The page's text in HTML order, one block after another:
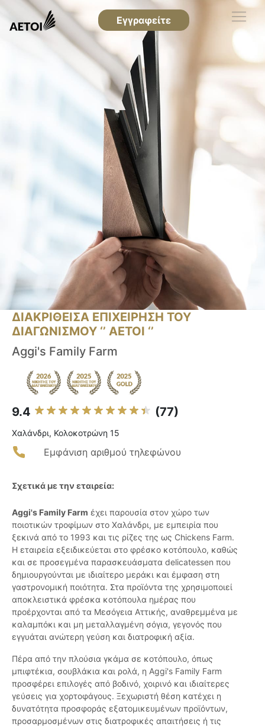
Εγγραφείτε
ΔΙΑΚΡΙΘΕΙΣΑ ΕΠΙΧΕΙΡΗΣΗ ΤΟΥ
ΔΙΑΓΩΝΙΣΜΟΥ ‘’ ΑΕΤΟΙ ‘’
Aggi's Family Farm
9.4 (77)
Χαλάνδρι, Κολοκοτρώνη 15
Εμφάνιση αριθμού τηλεφώνου
Σχετικά με την εταιρεία:
Aggi's Family Farm έχει παρουσία στον χώρο των
ποιοτικών τροφίμων στο Χαλάνδρι, με εμπειρία που
ξεκινά από το 1993 και τις ρίζες της ως Chickens Farm.
Η εταιρεία εξειδικεύεται στο φρέσκο κοτόπουλο, καθώς
και σε προσεγμένα παρασκευάσματα delicatessen που
δημιουργούνται με ιδιαίτερο μεράκι και έμφαση στη
γαστρονομική ποιότητα. Στα προϊόντα της χρησιμοποιεί
αποκλειστικά φρέσκα κοτόπουλα ημέρας που
προέρχονται από τα Μεσόγεια Αττικής, αναθρεμμένα με
καλαμπόκι και μη μεταλλαγμένη σόγια, γεγονός που
εγγυάται ανώτερη γεύση και διατροφική αξία.
Πέρα από την πλούσια γκάμα σε κοτόπουλο, όπως
μπιφτέκια, σουβλάκια και ρολά, η Aggi's Family Farm
προσφέρει επιλογές από βοδινό, χοιρινό και ιδιαίτερες
γεύσεις για χορτοφάγους. Ξεχωριστή θέση κατέχει η
δυνατότητα προσφοράς εξατομικευμένων προϊόντων,
προσαρμοσμένων στις διατροφικές απαιτήσεις ή τις